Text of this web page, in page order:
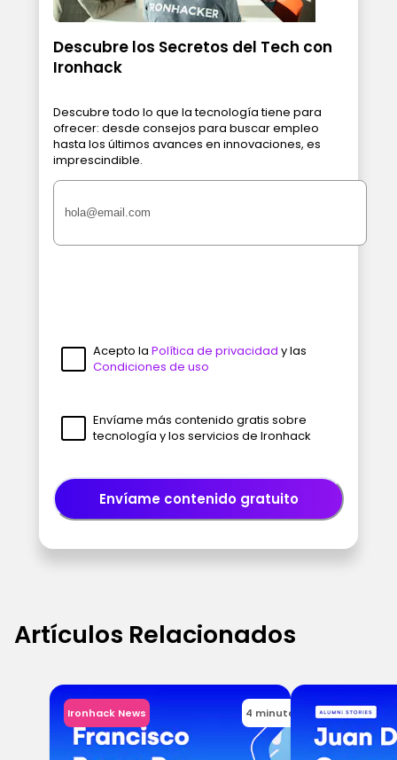
Descubre los Secretos del Tech con
Ironhack
Descubre todo lo que la tecnología tiene para
ofrecer: desde consejos para buscar empleo
hasta los últimos avances en innovaciones, es
imprescindible.
Acepto la Política de privacidad y las
Condiciones de uso
Envíame más contenido gratis sobre
tecnología y los servicios de Ironhack
Envíame contenido gratuito
Artículos Relacionados
Ironhack News 4 minutos